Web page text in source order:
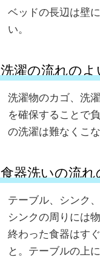
ベッドの長辺は壁
い。
洗濯の流れの
洗濯物のカゴ、洗
を確保することで
の洗濯は難なくこ
食器洗いの流
テーブル、シンク
シンクの周りには
終わった食器はす
と。テーブルの上